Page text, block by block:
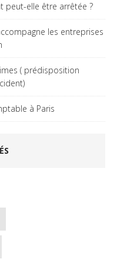
peut-elle être arrêtée ?
les entreprises
( prédisposition
à Paris